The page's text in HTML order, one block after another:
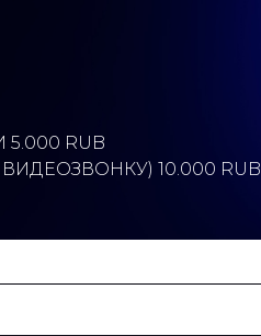
RUB
10.000 RUB